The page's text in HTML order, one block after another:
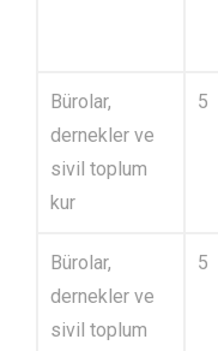
Bürolar,
dernekler ve
sivil toplum
kur
5
Bürolar,
dernekler ve
sivil toplum
5